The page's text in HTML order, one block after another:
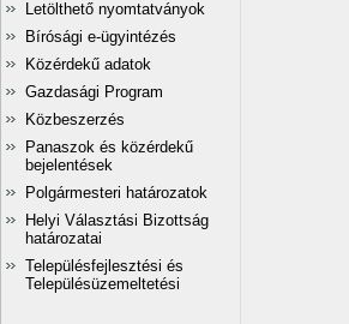
Letölthető nyomtatványok
Bírósági e-ügyintézés
Közérdekű adatok
Gazdasági Program
Közbeszerzés
Panaszok és közérdekű
bejelentések
Polgármesteri határozatok
Helyi Választási Bizottság
határozatai
Településfejlesztési és
Településüzemeltetési